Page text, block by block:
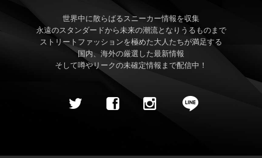
世界中に散らばるスニーカー情報を収集
永遠のスタンダードから未来の潮流となりうるものまで
ストリートファッションを極めた大人たちが満足する
国内、海外の厳選した最新情報
そして噂やリークの未確定情報まで配信中！